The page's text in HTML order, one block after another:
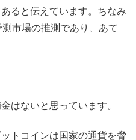
ると伝えています。ちなみ
市場の推測であり、あて
はないと思っています。
トコインは国家の通貨を脅